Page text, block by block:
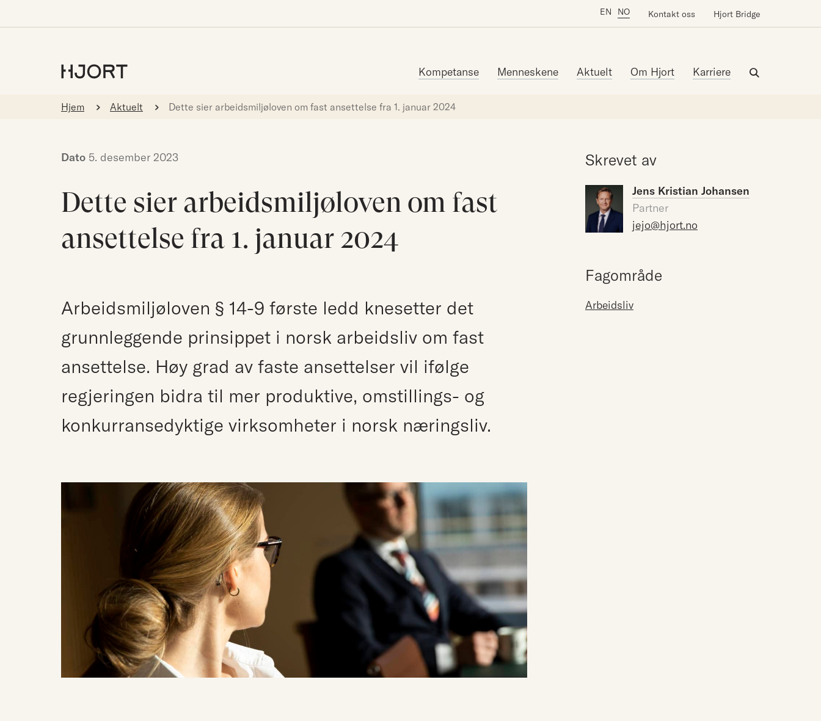
EN NO Kontakt oss Hjort Bridge
Kompetanse Menneskene Aktuelt Om Hjort Karriere
Hjem Aktuelt Dette sier arbeidsmiljøloven om fast ansettelse fra 1. januar 2024
Dato 5. desember 2023
Dette sier arbeidsmiljøloven om fast
ansettelse fra 1. januar 2024
Arbeidsmiljøloven § 14-9 første ledd knesetter det
grunnleggende prinsippet i norsk arbeidsliv om fast
ansettelse. Høy grad av faste ansettelser vil ifølge
regjeringen bidra til mer produktive, omstillings- og
konkurransedyktige virksomheter i norsk næringsliv.
Skrevet av
Jens Kristian Johansen
Partner
jejo@hjort.no
Fagområde
Arbeidsliv